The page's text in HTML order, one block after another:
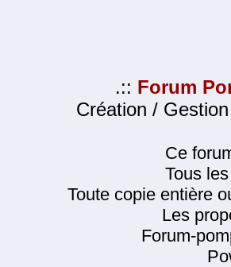
.:: Forum
Création /
Ce
Tous
Toute copie entière
Les
Forum-